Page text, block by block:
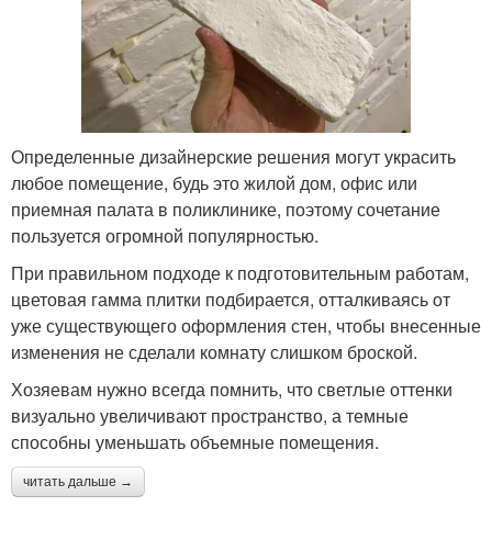
Определенные дизайнерские решения могут украсить
любое помещение, будь это жилой дом, офис или
приемная палата в поликлинике, поэтому сочетание
пользуется огромной популярностью.
При правильном подходе к подготовительным работам,
цветовая гамма плитки подбирается, отталкиваясь от
уже существующего оформления стен, чтобы внесенные
изменения не сделали комнату слишком броской.
Хозяевам нужно всегда помнить, что светлые оттенки
визуально увеличивают пространство, а темные
способны уменьшать объемные помещения.
читать дальше →